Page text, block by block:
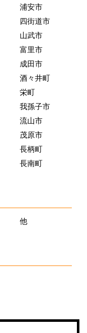
浦安市
四街道市
山武市
富里市
成田市
酒々井町
栄町
我孫子市
流山市
茂原市
長柄町
長南町
他